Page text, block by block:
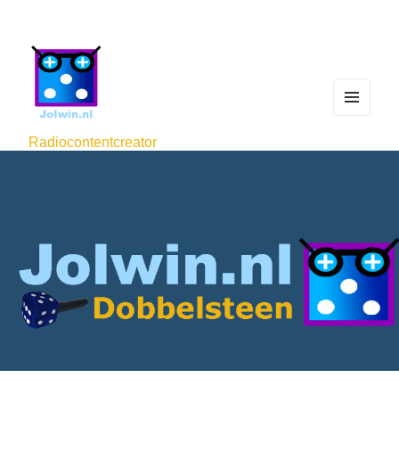
Radiocontentcreator
WIDG